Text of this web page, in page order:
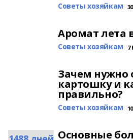
Cоветы хозяйкам
Аромат лета
Cоветы хозяйкам 7
Зачем нужно
картошку и
правильно?
Cоветы хозяйкам
Основные